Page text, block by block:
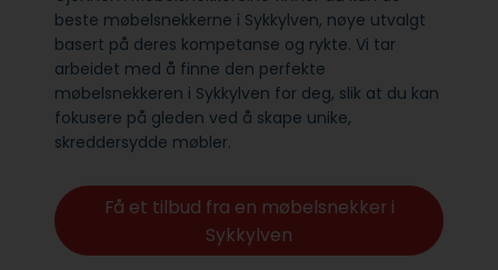
beste møbelsnekkerne i Sykkylven, nøye utvalgt
basert på deres kompetanse og rykte. Vi tar
arbeidet med å finne den perfekte
møbelsnekkeren i Sykkylven for deg, slik at du kan
fokusere på gleden ved å skape unike,
skreddersydde møbler.
Få et tilbud fra en møbelsnekker i
Sykkylven